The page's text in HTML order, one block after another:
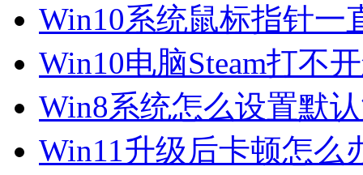
Win10系统鼠标指针一
Win10电脑Steam打不
Win8系统怎么设置默
Win11升级后卡顿怎么